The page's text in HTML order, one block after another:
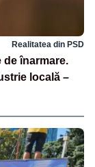
Realitatea din PSD
de înarmare.
locală –